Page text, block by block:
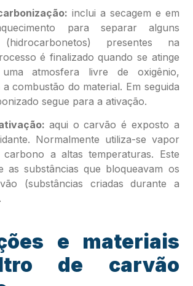
inclui a secagem e em
para separar alguns
(hidrocarbonetos) presentes na
é finalizado quando se atinge
atmosfera livre de oxigênio,
a combustão do material. Em seguida
segue para a ativação.
aqui o carvão é exposto a
Normalmente utiliza-se vapor
a altas temperaturas. Este
as substâncias que bloqueavam os
(substâncias criadas durante a
e materiais
de carvão